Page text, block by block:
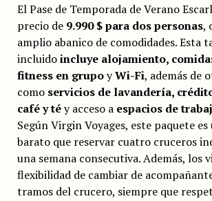
El Pase de Temporada de Verano
precio de 9.990 $ para dos personas,
amplio abanico de comodidades. Esta
incluidoincluye alojamiento,
fitness en grupoyWi-Fi, además de
comoservicios de lavandería,
café y téy acceso a espacios de
Según Virgin Voyages, este paquete es
barato que reservar cuatro cruceros
una semana consecutiva. Además, los
flexibilidad de cambiar de
tramos del crucero, siempre que